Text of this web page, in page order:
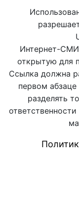
Интернет-
открытую для
Ссылка должна
первом
разделять